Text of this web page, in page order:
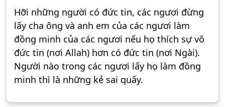
Hỡi những người có đức tin, các ngươi đừng
lấy cha ông và anh em của các ngươi làm
đồng minh của các ngươi nếu họ thích sự vô
đức tin (nơi Allah) hơn có đức tin (nơi Ngài).
Người nào trong các ngươi lấy họ làm đồng
minh thì là những kẻ sai quấy.